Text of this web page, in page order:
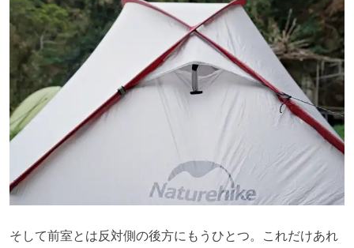
そして前室とは反対側の後方にもうひとつ。これだけあれ